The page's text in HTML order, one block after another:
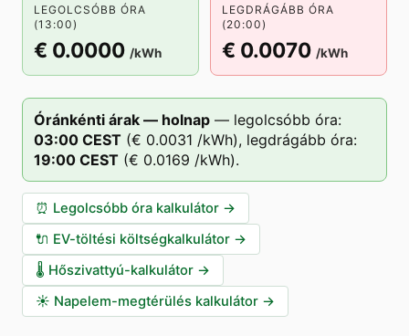
LEGOLCSÓBB ÓRA
(13:00)
€ 0.0000 /kWh
LEGDRÁGÁBB ÓRA
(20:00)
€ 0.0070 /kWh
Óránkénti árak — holnap — legolcsóbb óra:
03:00 CEST (€ 0.0031 /kWh), legdrágább óra:
19:00 CEST (€ 0.0169 /kWh).
⏰ Legolcsóbb óra kalkulátor →
🔌 EV-töltési költségkalkulátor →
🌡️ Hőszivattyú-kalkulátor →
☀️ Napelem-megtérülés kalkulátor →